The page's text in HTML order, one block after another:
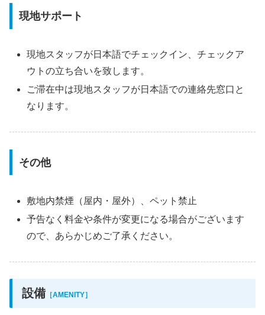
現地サポート
現地スタッフが日本語でチェックイン、チェックア
ウトの立ち合いを致します。
ご滞在中は現地スタッフが日本語での連絡先窓口と
なります。
その他
敷地内禁煙（屋内・屋外）、ペット禁止
予告なく料金や条件が変更になる場合がございます
ので、あらかじめご了承ください。
設備 ［AMENITY］